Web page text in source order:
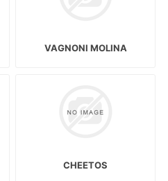
VAGNONI MOLINA
CHEETOS